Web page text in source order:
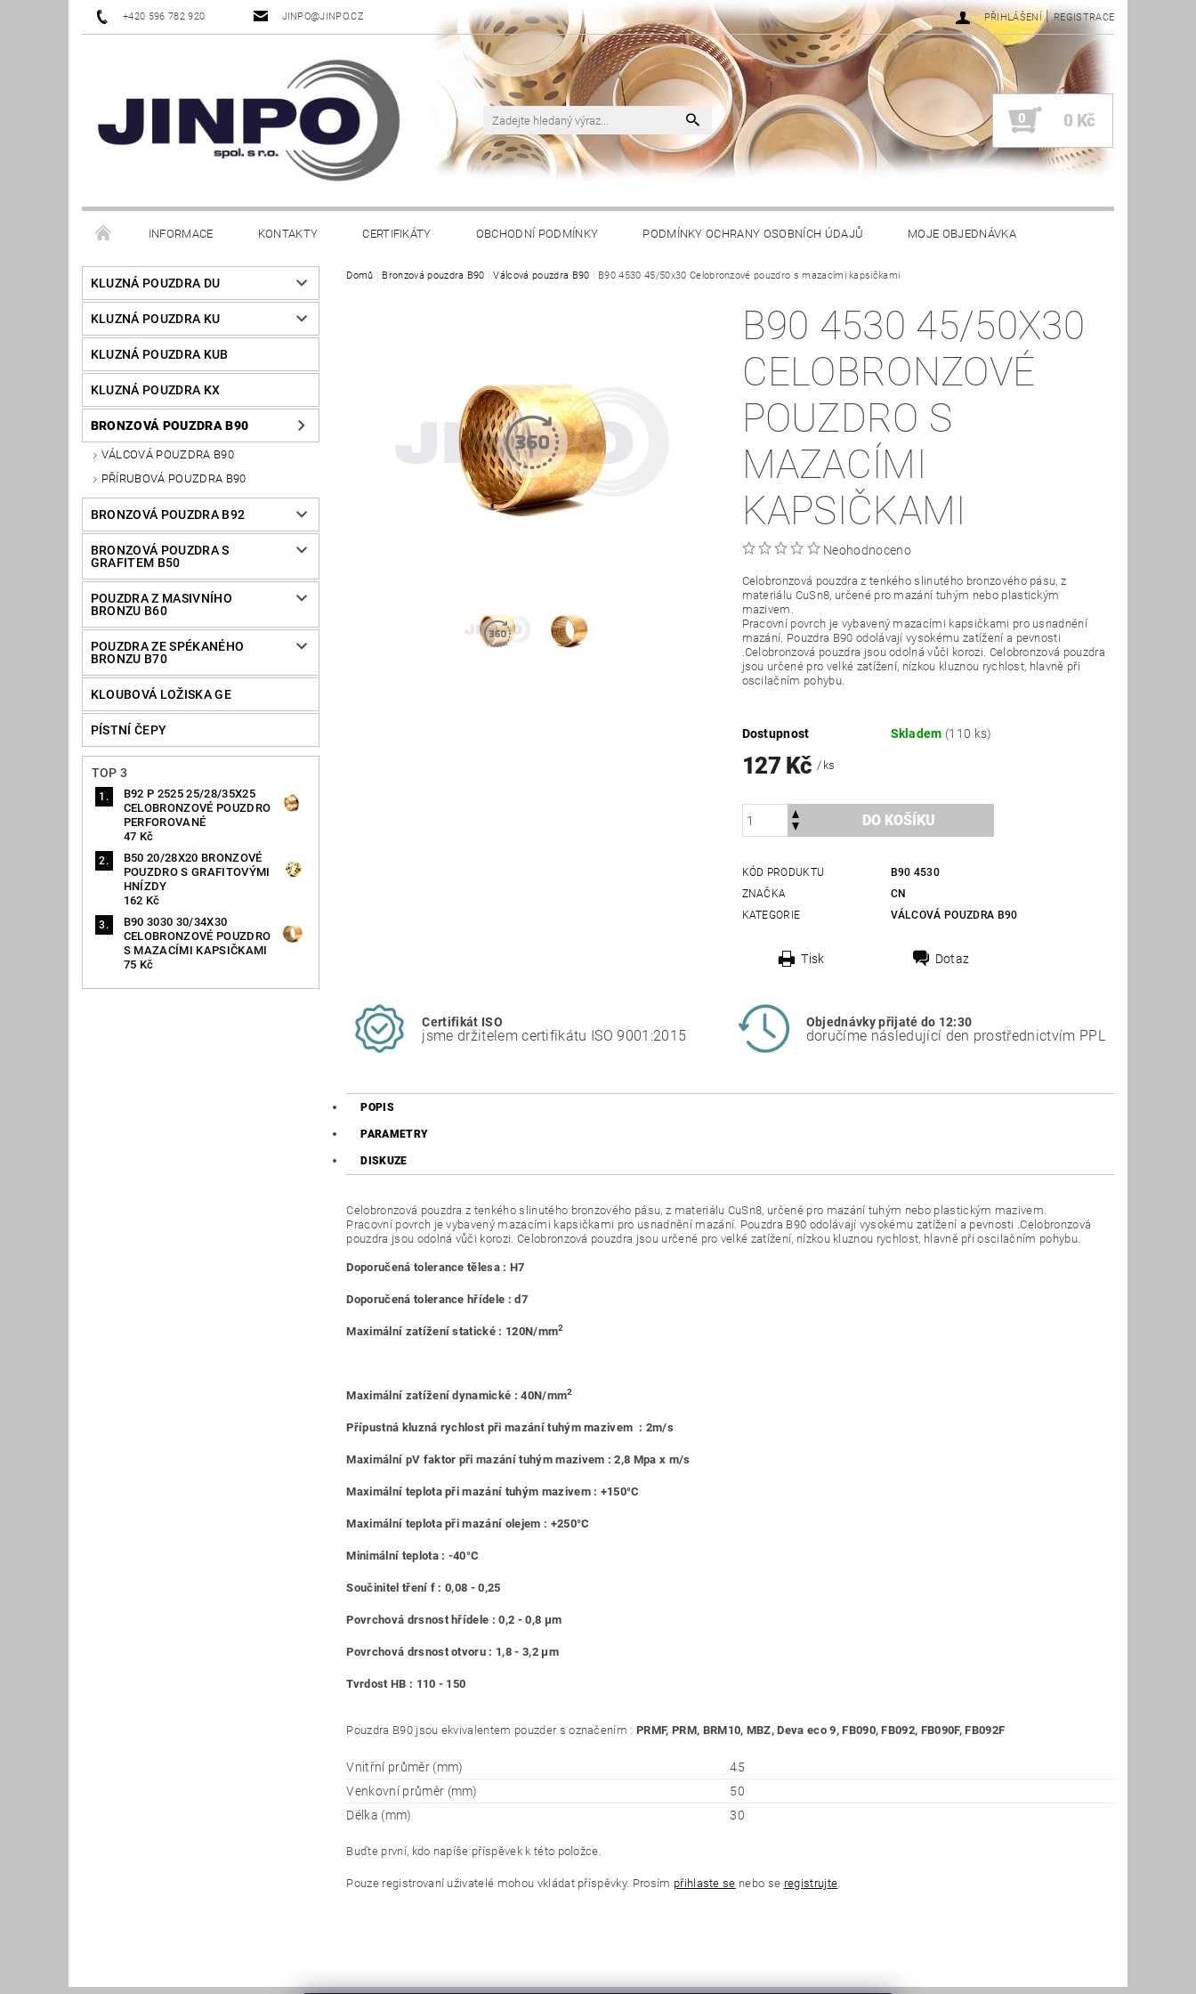
+420 596 782 920 JINPO@JINPO.CZ PŘIHLÁŠENÍ | REGISTRACE
0 0 Kč
INFORMACE KONTAKTY CERTIFIKÁTY OBCHODNÍ PODMÍNKY PODMÍNKY OCHRANY OSOBNÍCH ÚDAJŮ MOJE OBJEDNÁVKA
KLUZNÁ POUZDRA DU
KLUZNÁ POUZDRA KU
KLUZNÁ POUZDRA KUB
KLUZNÁ POUZDRA KX
BRONZOVÁ POUZDRA B90
VÁLCOVÁ POUZDRA B90
PŘÍRUBOVÁ POUZDRA B90
BRONZOVÁ POUZDRA B92
BRONZOVÁ POUZDRA S
GRAFITEM B50
POUZDRA Z MASIVNÍHO
BRONZU B60
POUZDRA ZE SPÉKANÉHO
BRONZU B70
KLOUBOVÁ LOŽISKA GE
PÍSTNÍ ČEPY
TOP 3
B92 P 2525 25/28/35X25
CELOBRONZOVÉ POUZDRO
PERFOROVANÉ
47 Kč
B50 20/28X20 BRONZOVÉ
POUZDRO S GRAFITOVÝMI
HNÍZDY
162 Kč
B90 3030 30/34X30
CELOBRONZOVÉ POUZDRO
S MAZACÍMI KAPSIČKAMI
75 Kč
Domů Bronzová pouzdra B90 Válcová pouzdra B90 B90 4530 45/50x30 Celobronzové pouzdro s mazacími kapsičkami
B90 4530 45/50X30
CELOBRONZOVÉ
POUZDRO S
MAZACÍMI
KAPSIČKAMI
Neohodnoceno
Celobronzová pouzdra z tenkého slinutého bronzového pásu, z
materiálu CuSn8, určené pro mazání tuhým nebo plastickým
mazivem.
Pracovní povrch je vybavený mazacími kapsičkami pro usnadnění
mazání. Pouzdra B90 odolávají vysokému zatížení a pevnosti
.Celobronzová pouzdra jsou odolná vůči korozi. Celobronzová pouzdra
jsou určené pro velké zatížení, nízkou kluznou rychlost, hlavně při
oscilačním pohybu.
Dostupnost Skladem (110 ks)
127 Kč/ ks
KÓD PRODUKTU
B90 4530
ZNAČKA
CN
KATEGORIE
VÁLCOVÁ POUZDRA B90
Tisk Dotaz
Certifikát ISO
jsme držitelem certifikátu ISO 9001:2015
Objednávky přijaté do 12:30
doručíme následující den prostřednictvím PPL
POPIS
PARAMETRY
DISKUZE
Celobronzová pouzdra z tenkého slinutého bronzového pásu, z materiálu CuSn8, určené pro mazání tuhým nebo plastickým mazivem.
Pracovní povrch je vybavený mazacími kapsičkami pro usnadnění mazání. Pouzdra B90 odolávají vysokému zatížení a pevnosti .Celobronzová
pouzdra jsou odolná vůči korozi. Celobronzová pouzdra jsou určené pro velké zatížení, nízkou kluznou rychlost, hlavně při oscilačním pohybu.
Doporučená tolerance tělesa : H7
Doporučená tolerance hřídele : d7
Maximální zatížení statické : 120N/mm2
Maximální zatížení dynamické : 40N/mm2
Přípustná kluzná rychlost při mazání tuhým mazivem : 2m/s
Maximální pV faktor při mazání tuhým mazivem : 2,8 Mpa x m/s
Maximální teplota při mazání tuhým mazivem : +150°C
Maximální teplota při mazání olejem : +250°C
Minimální teplota : -40°C
Součinitel tření f : 0,08 - 0,25
Povrchová drsnost hřídele : 0,2 - 0,8 μm
Povrchová drsnost otvoru : 1,8 - 3,2 μm
Tvrdost HB : 110 - 150
Pouzdra B90 jsou ekvivalentem pouzder s označením :PRMF, PRM, BRM10, MBZ, Deva eco 9, FB090, FB092, FB090F, FB092F
Vnitřní průměr (mm)
45
Venkovní průměr (mm)
50
Délka (mm)
30
Buďte první, kdo napíše příspěvek k této položce.
Pouze registrovaní uživatelé mohou vkládat příspěvky. Prosím přihlaste se nebo se registrujte.